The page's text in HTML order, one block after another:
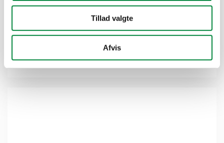
Tillad valgte
Afvis
Teknisk designer og IKT-leder
cg@dj-co.dk